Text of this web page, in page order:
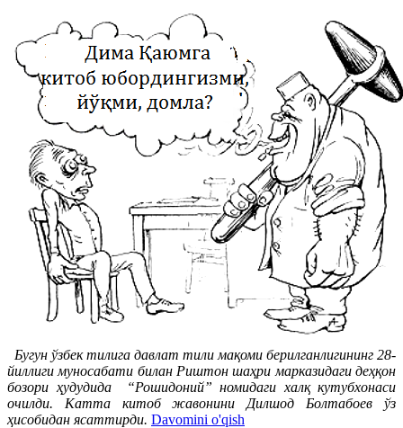
Бугун ўзбек тилига давлат тили мақоми берилганлигининг 28-
йиллиги муносабати билан Риштон шаҳри марказидаги деҳқон
бозори ҳудудида “Рошидоний” номидаги халқ кутубхонаси
очилди. Катта китоб жавонини Дилшод Болтабоев ўз
ҳисобидан ясаттирди. Davomini o'qish